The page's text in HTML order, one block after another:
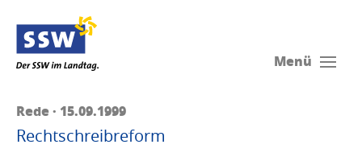
Menü
Rede · 15.09.1999
Rechtschreibreform